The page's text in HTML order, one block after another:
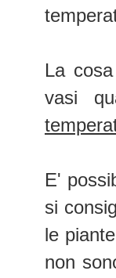
La
vasi
E'
si
le
non